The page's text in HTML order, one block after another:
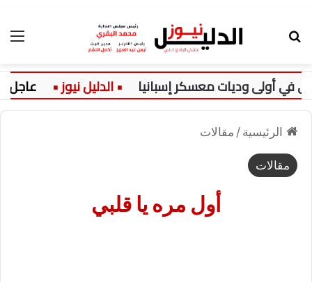
أولى وديات معسكر إسبانيا عاجل:
الرئيسية / مقالات
مقالات
أول مره يا قلبي